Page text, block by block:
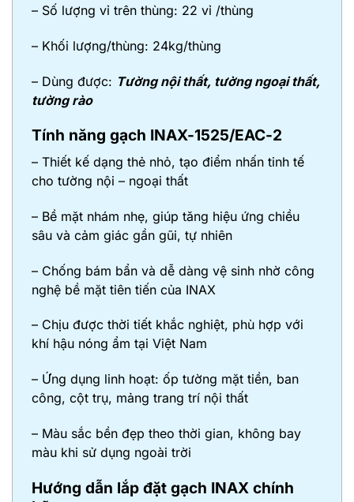
– Số lượng vỉ trên thùng: 22 vỉ /thùng
– Khối lượng/thùng: 24kg/thùng
– Dùng được: Tường nội thất, tường ngoại thất,
tường rào
Tính năng gạch INAX-1525/EAC-2
– Thiết kế dạng thẻ nhỏ, tạo điểm nhấn tinh tế
cho tường nội – ngoại thất
– Bề mặt nhám nhẹ, giúp tăng hiệu ứng chiều
sâu và cảm giác gần gũi, tự nhiên
– Chống bám bẩn và dễ dàng vệ sinh nhờ công
nghệ bề mặt tiên tiến của INAX
– Chịu được thời tiết khắc nghiệt, phù hợp với
khí hậu nóng ẩm tại Việt Nam
– Ứng dụng linh hoạt: ốp tường mặt tiền, ban
công, cột trụ, mảng trang trí nội thất
– Màu sắc bền đẹp theo thời gian, không bay
màu khi sử dụng ngoài trời
Hướng dẫn lắp đặt gạch INAX chính